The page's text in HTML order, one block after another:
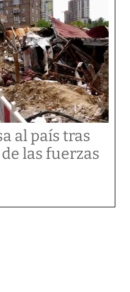
al país tras
las fuerzas